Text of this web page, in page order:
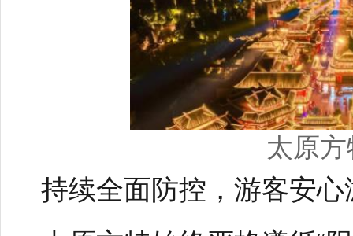
太原
持续全面防控，游客安心